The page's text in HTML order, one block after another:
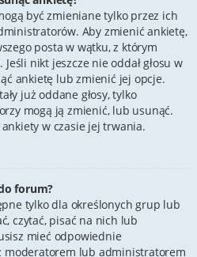
być zmieniane tylko przez ich
Aby zmienić ankietę,
posta w wątku, z którym
nikt jeszcze nie oddał głosu w
ankietę lub zmienić jej opcje.
już oddane głosy, tylko
mogą ją zmienić, lub usunąć.
w czasie jej trwania.
forum?
tylko dla określonych grup lub
czytać, pisać na nich lub
mieć odpowiednie
moderatorem lub administratorem